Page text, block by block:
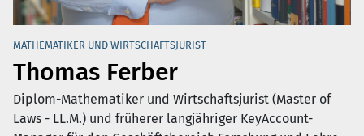
MATHEMATIKER UND WIRTSCHAFTSJURIST
Thomas Ferber
Diplom-Mathematiker und Wirtschaftsjurist (Master of
Laws - LL.M.) und früherer langjähriger KeyAccount-